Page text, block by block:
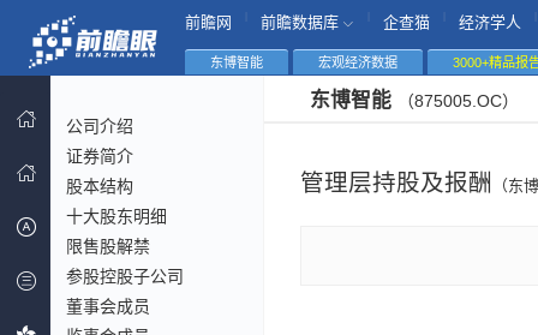
前瞻网 前瞻数据库 企查猫 经济学人
东博智能 宏观经济数据 3000+精品报
公司介绍
证券简介
股本结构
十大股东明细
限售股解禁
参股控股子公司
董事会成员
东博智能 （875005.OC）
管理层持股及报酬 （东